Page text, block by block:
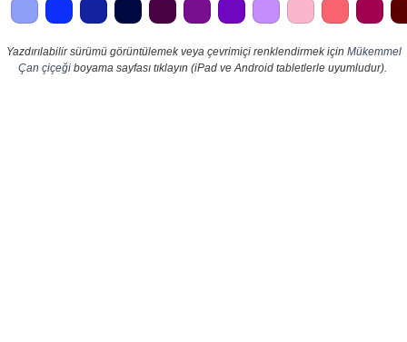
Yazdırılabilir sürümü görüntülemek veya çevrimiçi renklendirmek için Mükemmel
Çan çiçeğiboyama sayfası tıklayın (iPad ve Android tabletlerle uyumludur).